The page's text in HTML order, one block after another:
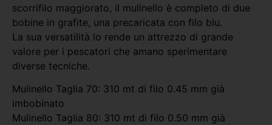
scorrifilo maggiorato, il mulinello è completo di due
bobine in grafite, una precaricata con filo blu.
La sua versatilità lo rende un attrezzo di grande
valore per i pescatori che amano sperimentare
diverse tecniche.
Mulinello Taglia 70: 310 mt di filo 0.45 mm già
imbobinato
Mulinello Taglia 80: 310 mt di filo 0.50 mm già